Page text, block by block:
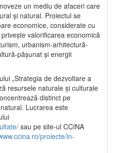
un mediu de afaceri care
și natural. Proiectul se
economice, considerate cu
valorificarea economică
urbanism-arhitectură-
pășunat și energii
„Strategia de dezvoltare a
resursele naturale și culturale
distinct pe
Lucrarea este
sau pe site-ul CCINA
proiecte/in-